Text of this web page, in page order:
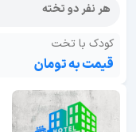
هر نفر دو تخته
کودک با تخت
قیمت به تومان